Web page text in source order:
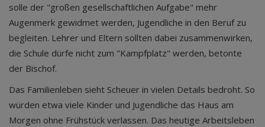
solle der "großen gesellschaftlichen Aufgabe" mehr
Augenmerk gewidmet werden, Jugendliche in den Beruf zu
begleiten. Lehrer und Eltern sollten dabei zusammenwirken,
die Schule dürfe nicht zum "Kampfplatz" werden, betonte
der Bischof.
Das Familienleben sieht Scheuer in vielen Details bedroht. So
würden etwa viele Kinder und Jugendliche das Haus am
Morgen ohne Frühstück verlassen. Das heutige Arbeitsleben